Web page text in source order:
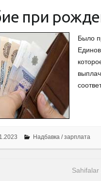
при
Было
Надбавка / зарплата
Sahifalar